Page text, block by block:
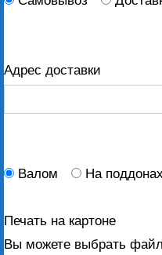
Адрес доставки
Валом На поддонах
Печать на картоне
Вы можете выбрать